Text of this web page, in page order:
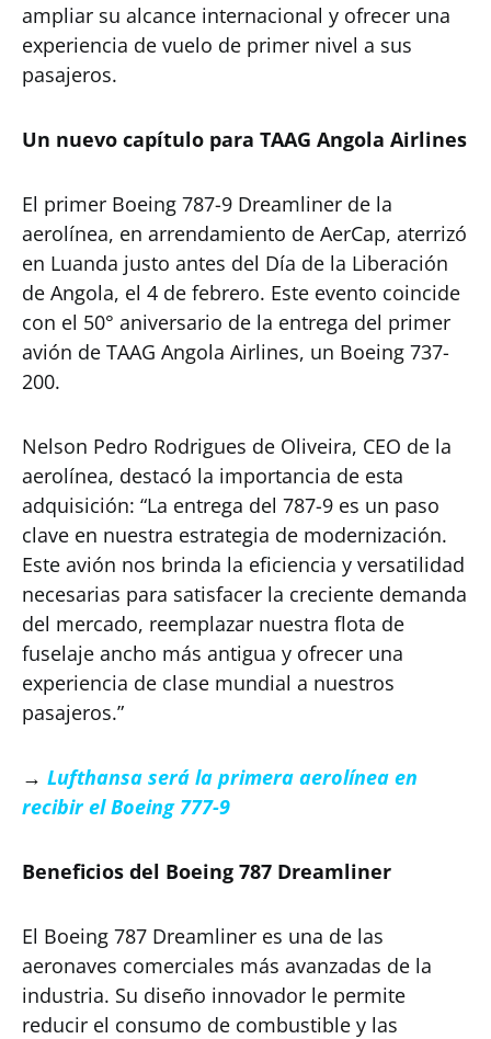
ampliar su alcance internacional y ofrecer una
experiencia de vuelo de primer nivel a sus
pasajeros.
Un nuevo capítulo para TAAG Angola Airlines
El primer Boeing 787-9 Dreamliner de la
aerolínea, en arrendamiento de AerCap, aterrizó
en Luanda justo antes del Día de la Liberación
de Angola, el 4 de febrero. Este evento coincide
con el 50° aniversario de la entrega del primer
avión de TAAG Angola Airlines, un Boeing 737-
200.
Nelson Pedro Rodrigues de Oliveira, CEO de la
aerolínea, destacó la importancia de esta
adquisición: “La entrega del 787-9 es un paso
clave en nuestra estrategia de modernización.
Este avión nos brinda la eficiencia y versatilidad
necesarias para satisfacer la creciente demanda
del mercado, reemplazar nuestra flota de
fuselaje ancho más antigua y ofrecer una
experiencia de clase mundial a nuestros
pasajeros.”
→ Lufthansa será la primera aerolínea en
recibir el Boeing 777-9
Beneficios del Boeing 787 Dreamliner
El Boeing 787 Dreamliner es una de las
aeronaves comerciales más avanzadas de la
industria. Su diseño innovador le permite
reducir el consumo de combustible y las